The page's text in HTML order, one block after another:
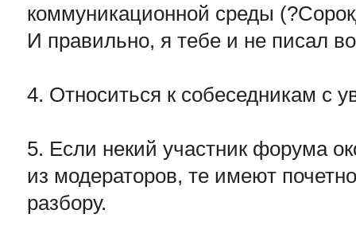
коммуникационной среды
И правильно, я тебе и не писал
4. Относиться к собеседникам с
5. Если некий участник форума
из модераторов, те имеют
разбору.